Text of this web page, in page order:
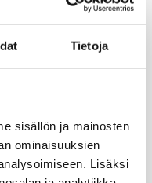
Tietoja
sisällön ja mainosten
ominaisuuksien
Lisäksi
on Länsi-Uudenmaan
asukkaiden
osa sote-palveluista
nämä
kuin muualla maassa.
rahansiirroille pois
tulee perustua
tutkimukseen